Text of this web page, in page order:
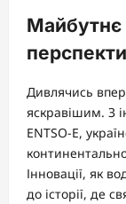
Майбутнє
Дивлячись
яскравішим. З
ENTSO-E,
Інновації, як
до історії, де